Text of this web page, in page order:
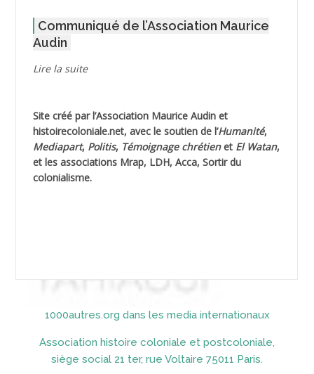
AGOULMINE
AHLOUCHE Mabrouk *
AIBLIED Ahmed
AICHEKADRA Sid Ahmed
AICI (ou AISSI) Laïd
AIDI
Communiqué de l’Association Maurice
Audin
Lire la suite
Site créé par l’Association Maurice Audinet
histoirecoloniale.net, avec le soutien de l’Humanité,
Mediapart, Politis, Témoignage chrétienet El Watan,
et les associations Mrap, LDH, Acca, Sortir du
colonialisme.
1000autres.org dans les media internationaux
Association histoire coloniale et postcoloniale,
siège social 21 ter, rue Voltaire 75011 Paris.